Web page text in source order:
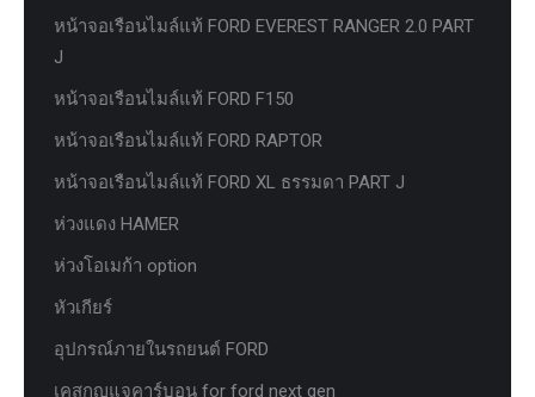
หน้าจอเรือนไมล์แท้ FORD EVEREST RANGER 2.0 PART
J
หน้าจอเรือนไมล์แท้ FORD F150
หน้าจอเรือนไมล์แท้ FORD RAPTOR
หน้าจอเรือนไมล์แท้ FORD XL ธรรมดา PART J
ห่วงแดง HAMER
ห่วงโอเมก้า option
หัวเกียร์
อุปกรณ์ภายในรถยนต์ FORD
เคสกุญแจคาร์บอน for ford next gen